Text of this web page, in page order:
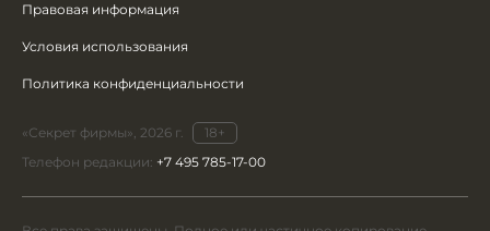
Правовая информация
Условия использования
Политика конфиденциальности
«Секрет фирмы», 2026 г.
18+
Телефон редакции: +7 495 785-17-00